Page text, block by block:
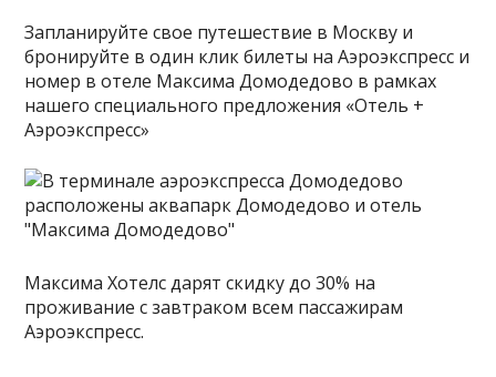
Запланируйте свое путешествие в Москву и
бронируйте в один клик билеты на Аэроэкспресс и
номер в отеле Максима Домодедово в рамках
нашего специального предложения «Отель +
Аэроэкспресс»
Максима Хотелс дарят скидку до 30% на
проживание с завтраком всем пассажирам
Аэроэкспресс.